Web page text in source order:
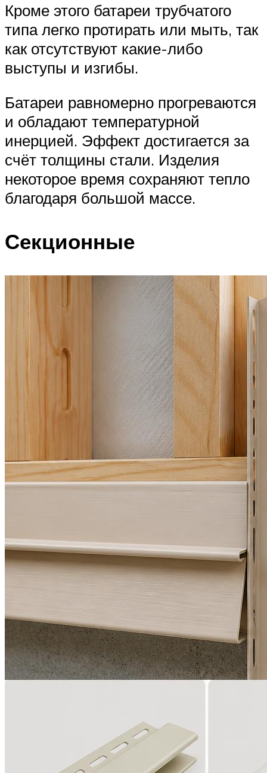
Кроме этого батареи трубчатого
типа легко протирать или мыть, так
как отсутствуют какие-либо
выступы и изгибы.
Батареи равномерно прогреваются
и обладают температурной
инерцией. Эффект достигается за
счёт толщины стали. Изделия
некоторое время сохраняют тепло
благодаря большой массе.
Секционные